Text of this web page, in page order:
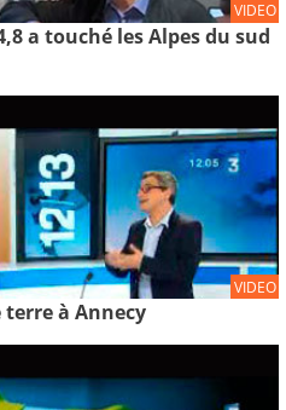
VIDEO
a touché les Alpes du sud
VIDEO
à Annecy